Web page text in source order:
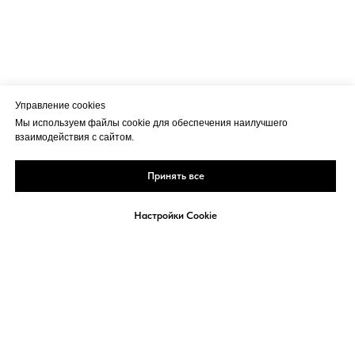
Управление cookies
Мы используем файлы cookie для обеспечения наилучшего
взаимодействия с сайтом.
Принять все
Настройки Cookie